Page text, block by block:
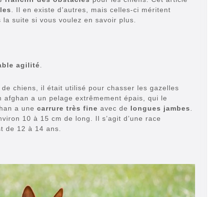
. Il en existe d’autres, mais celles-ci méritent
suite si vous voulez en savoir plus.
agilité.
chiens, il était utilisé pour chasser les gazelles
afghan a un pelage extrêmement épais, qui le
a une carrure très fine avec de longues jambes.
10 à 15 cm de long. Il s’agit d’une race
de 12 à 14 ans.